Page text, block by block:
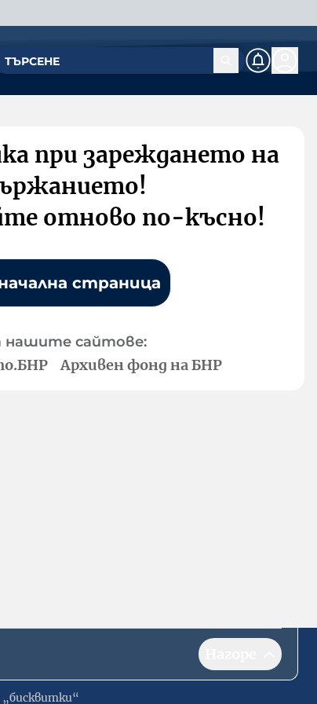
при зареждането на
отново по-късно!
страница
нашите сайтове:
Архивен фонд на БНР